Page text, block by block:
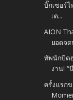
บิ๊กเซอร์ไ
เต...
AION
ยอดจด
ทัพนักบิด
งาน! “
ครั้งแรกข